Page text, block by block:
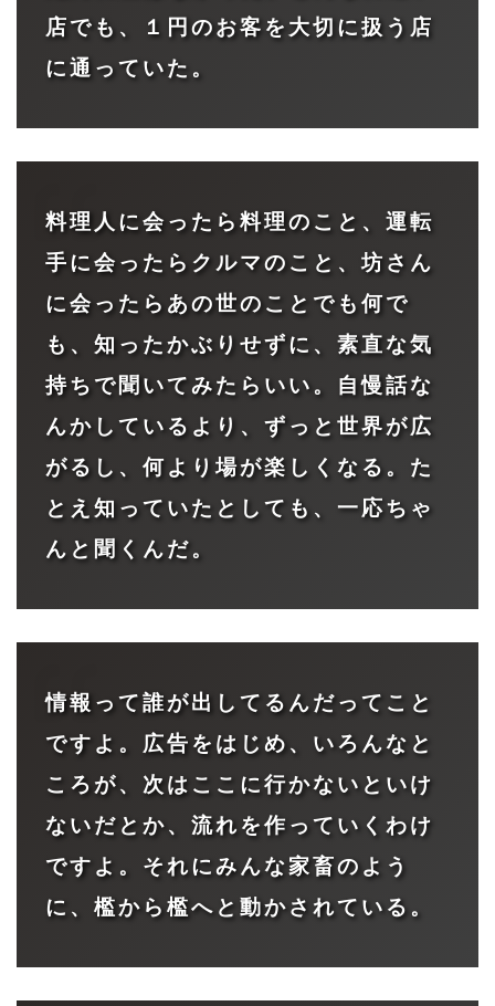
店でも、１円のお客を大切に扱う店
に通っていた。
料理人に会ったら料理のこと、運転
手に会ったらクルマのこと、坊さん
に会ったらあの世のことでも何で
も、知ったかぶりせずに、素直な気
持ちで聞いてみたらいい。自慢話な
んかしているより、ずっと世界が広
がるし、何より場が楽しくなる。た
とえ知っていたとしても、一応ちゃ
んと聞くんだ。
情報って誰が出してるんだってこと
ですよ。広告をはじめ、いろんなと
ころが、次はここに行かないといけ
ないだとか、流れを作っていくわけ
ですよ。それにみんな家畜のよう
に、檻から檻へと動かされている。